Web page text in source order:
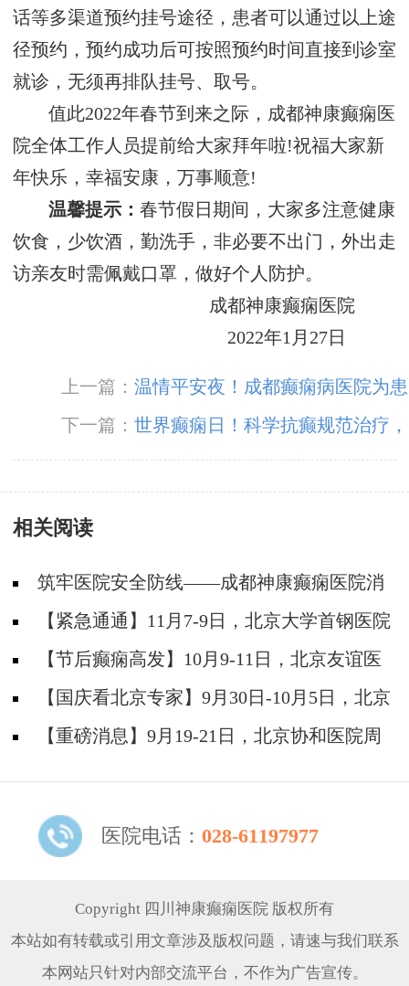
话等多渠道预约挂号途径，患者可以通过以上途
径预约，预约成功后可按照预约时间直接到诊室
就诊，无须再排队挂号、取号。
值此2022年春节到来之际，成都神康癫痫医
院全体工作人员提前给大家拜年啦!祝福大家新
年快乐，幸福安康，万事顺意!
温馨提示：春节假日期间，大家多注意健康
饮食，少饮酒，勤洗手，非必要不出门，外出走
访亲友时需佩戴口罩，做好个人防护。
成都神康癫痫医院
2022年1月27日
上一篇：温情平安夜！成都癫痫病医院为患
者送苹果传递“平安”祝福！
下一篇：世界癫痫日！科学抗癫规范治疗，
成都癫痫病医院呼吁关爱癫痫患者群体。
相关阅读
筑牢医院安全防线——成都神康癫痫医院消
防安全培训纪实
【紧急通通】11月7-9日，北京大学首钢医院
神经内科胡颖教授亲临成都会诊，破解癫痫疑难
【节后癫痫高发】10月9-11日，北京友谊医
院陈葵博士免费会诊+治疗援助，破解癫痫难
题！
【国庆看北京专家】9月30日-10月5日，北京
天坛&首钢医院两大专家蓉城亲诊+癫痫大额救
【重磅消息】9月19-21日，北京协和医院周
线！
医院电话： 028-61197977
Copyright 四川神康癫痫医院 版权所有
本站如有转载或引用文章涉及版权问题，请速与我们联系
本网站只针对内部交流平台，不作为广告宣传。